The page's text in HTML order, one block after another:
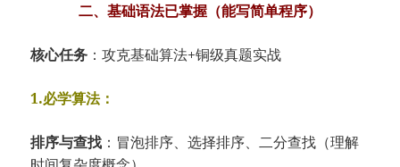
二、基础语法已掌握（能写简单程序）​
​核心任务​ ​：攻克基础算法+铜级真题实战
1.​​必学算法​​：
​排序与查找​ ​：冒泡排序、选择排序、二分查找（理解